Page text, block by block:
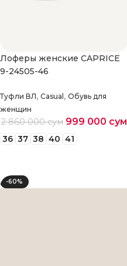
Лоферы женские CAPRICE
9-24505-46
Туфли ВЛ, Casual , Обувь для
женщин
2 860 000сум 999 000 сум
36 37 38 40 41
-60%